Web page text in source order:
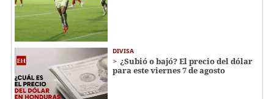
DIVISA
¿Subió o bajó? El precio del dólar
para este viernes 7 de agosto